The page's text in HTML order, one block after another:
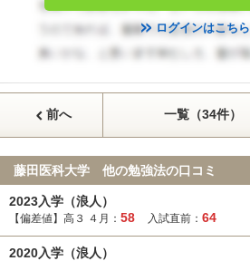
ログインはこちら
前へ 一覧（34件）
藤田医科大学 他の勉強法の口コミ
2023入学（浪人）
【偏差値】高３ ４月： 58 入試直前： 64
2020入学（浪人）